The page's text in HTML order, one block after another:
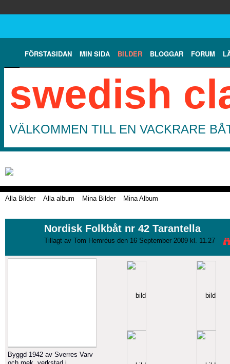
FÖRSTASIDAN MIN SIDA BILDER BLOGGAR FORUM
swedish
VÄLKOMMEN TILL EN VACKRARE
Alla Bilder Alla album Mina Bilder Mina Album
Nordisk Folkbåt nr 42 Tarantella
Tillagt av Tom Hemréus den 16 September 2009 kl. 11.27
Byggd 1942 av Sverres Varv